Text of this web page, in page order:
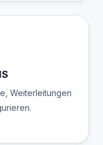
Weiterleitungen